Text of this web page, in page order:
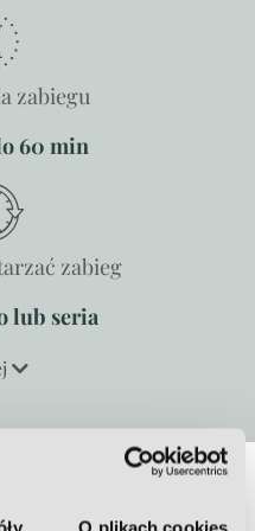
O plikach cookies
zabiegu
60 min
zabieg
lub seria